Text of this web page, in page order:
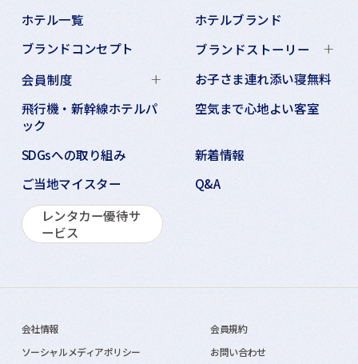
ホテル一覧
ホテルブランド
ブランドコンセプト
ブランドストーリー
会員制度
お子さま連れ添い寝無料
飛行機・新幹線ホテルパ
ック
空気まで心地よい客室
SDGsへの取り組み
新着情報
ご当地マイスター
Q&A
レンタカー優待サ
ービス
会社情報
会員規約
ソーシャルメディアポリシー
お問い合わせ